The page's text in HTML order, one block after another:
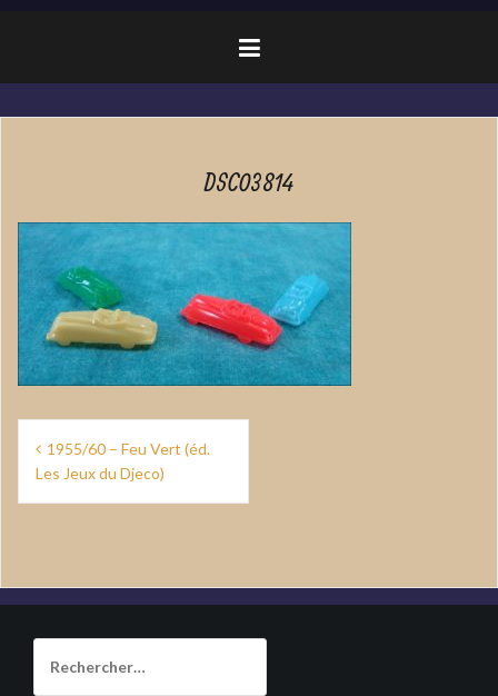
DSC03814
Navigation
de
l’article
1955/60 – Feu Vert (éd.
Les Jeux du Djeco)